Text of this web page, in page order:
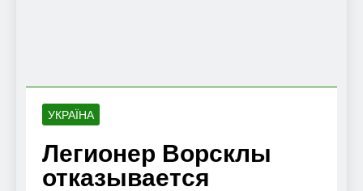
УКРАЇНА
Легионер Ворсклы
отказывается